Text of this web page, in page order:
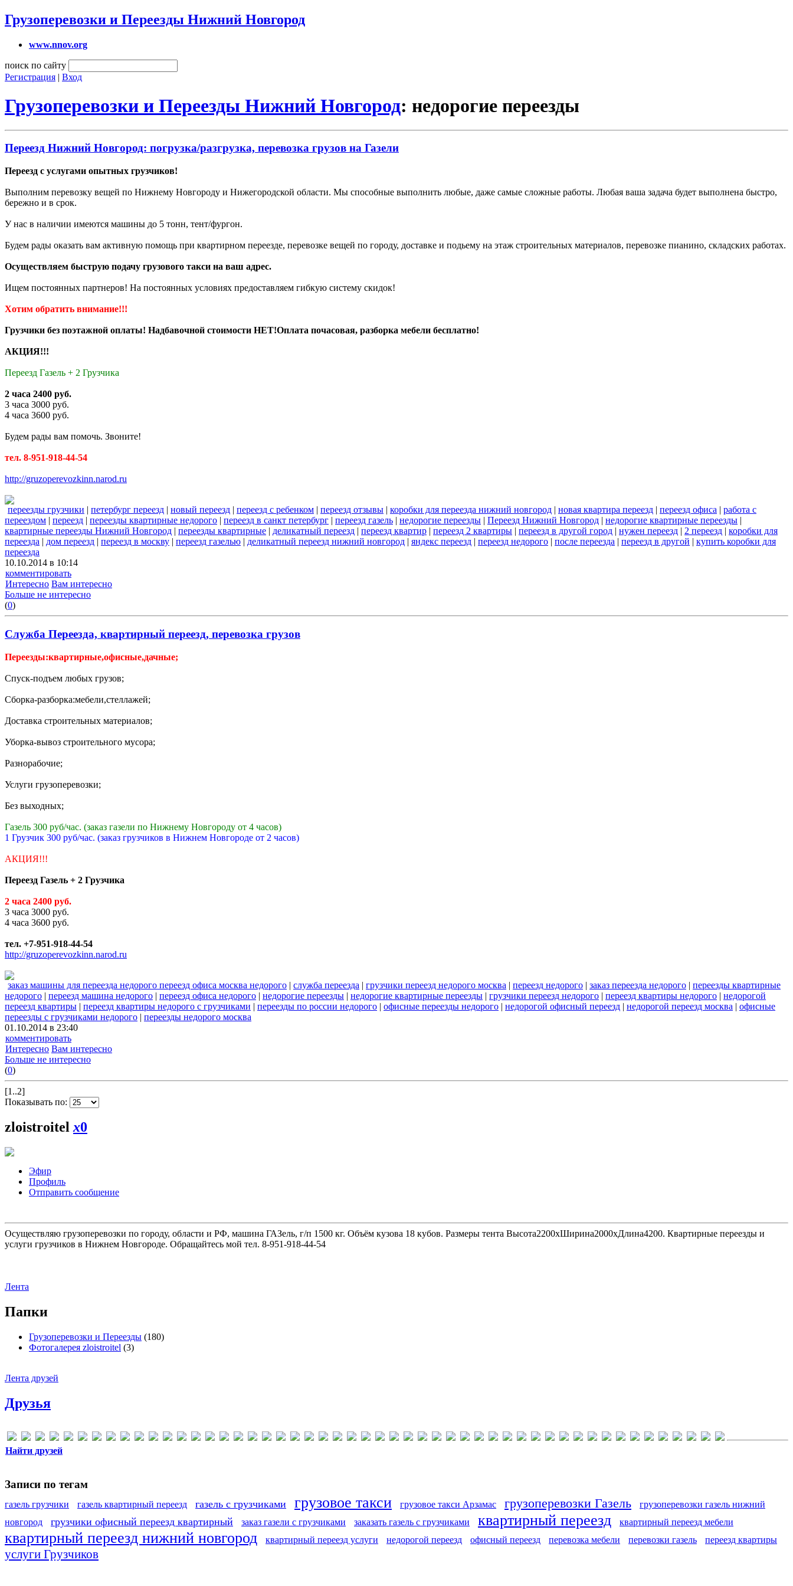
Грузоперевозки и Переезды Нижний Новгород
www.nnov.org
поиск по сайту
Регистрация | Вход
Грузоперевозки и Переезды Нижний Новгород: недорогие переезды
Переезд Нижний Новгород: погрузка/разгрузка, перевозка грузов на Газели
Переезд с услугами опытных грузчиков!
Выполним перевозку вещей по Нижнему Новгороду и Нижегородской области. Мы способные выполнить любые, даже самые сложные работы. Любая ваша задача будет выполнена быстро,
бережно и в срок.
У нас в наличии имеются машины до 5 тонн, тент/фургон.
Будем рады оказать вам активную помощь при квартирном переезде, перевозке вещей по городу, доставке и подьему на этаж строительных материалов, перевозке пианино, складских работах.
Осуществляем быструю подачу грузового такси на ваш адрес.
Ищем постоянных партнеров! На постоянных условиях предоставляем гибкую систему скидок!
Хотим обратить внимание!!!
Грузчики без поэтажной оплаты! Надбавочной стоимости НЕТ!Оплата почасовая, разборка мебели бесплатно!
АКЦИЯ!!!
Переезд Газель + 2 Грузчика
2 часа 2400 руб.
3 часа 3000 руб.
4 часа 3600 руб.
Будем рады вам помочь. Звоните!
тел. 8-951-918-44-54
http://gruzoperevozkinn.narod.ru
переезды грузчики | петербург переезд | новый переезд | переезд с ребенком | переезд отзывы | коробки для переезда нижний новгород | новая квартира переезд | переезд офиса | работа с
переездом | переезд | переезды квартирные недорого | переезд в санкт петербург | переезд газель | недорогие переезды | Переезд Нижний Новгород | недорогие квартирные переезды |
квартирные переезды Нижний Новгород | переезды квартирные | деликатный переезд | переезд квартир | переезд 2 квартиры | переезд в другой город | нужен переезд | 2 переезд | коробки для
переезда | дом переезд | переезд в москву | переезд газелью | деликатный переезд нижний новгород | яндекс переезд | переезд недорого | после переезда | переезд в другой | купить коробки для
переезда
10.10.2014 в 10:14
комментировать
Интересно Вам интересно
Больше не интересно
(0)
Служба Переезда, квартирный переезд, перевозка грузов
Переезды:квартирные,офисные,дачные;
Спуск-подъем любых грузов;
Сборка-разборка:мебели,стеллажей;
Доставка строительных материалов;
Уборка-вывоз строительного мусора;
Разнорабочие;
Услуги грузоперевозки;
Без выходных;
Газель 300 руб/час. (заказ газели по Нижнему Новгороду от 4 часов)
1 Грузчик 300 руб/час. (заказ грузчиков в Нижнем Новгороде от 2 часов)
АКЦИЯ!!!
Переезд Газель + 2 Грузчика
2 часа 2400 руб.
3 часа 3000 руб.
4 часа 3600 руб.
тел. +7-951-918-44-54
http://gruzoperevozkinn.narod.ru
заказ машины для переезда недорого переезд офиса москва недорого | служба переезда | грузчики переезд недорого москва | переезд недорого | заказ переезда недорого | переезды квартирные
недорого | переезд машина недорого | переезд офиса недорого | недорогие переезды | недорогие квартирные переезды | грузчики переезд недорого | переезд квартиры недорого | недорогой
переезд квартиры | переезд квартиры недорого с грузчиками | переезды по россии недорого | офисные переезды недорого | недорогой офисный переезд | недорогой переезд москва | офисные
переезды с грузчиками недорого | переезды недорого москва
01.10.2014 в 23:40
комментировать
Интересно Вам интересно
Больше не интересно
(0)
[1..2]
Показывать по:
zloistroitelx0
Эфир
Профиль
Отправить сообщение
Осуществляю грузоперевозки по городу, области и РФ, машина ГАЗель, г/п 1500 кг. Объём кузова 18 кубов. Размеры тента Высота2200хШирина2000хДлина4200. Квартирные переезды и
услуги грузчиков в Нижнем Новгороде. Обращайтесь мой тел. 8-951-918-44-54
Лента
Папки
Грузоперевозки и Переезды (180)
Фотогалерея zloistroitel (3)
Лента друзей
Друзья
Найти друзей
Записи по тегам
газель грузчики газель квартирный переезд газель с грузчиками грузовое такси грузовое такси Арзамас грузоперевозки Газель
грузоперевозки газель нижний
новгород
грузчики офисный переезд квартирный заказ газели с грузчиками заказать газель с грузчиками квартирный переезд квартирный переезд мебели
квартирный переезд нижний новгород квартирный переезд услуги недорогой переезд офисный переезд перевозка мебели перевозки газель переезд квартиры
услуги Грузчиков